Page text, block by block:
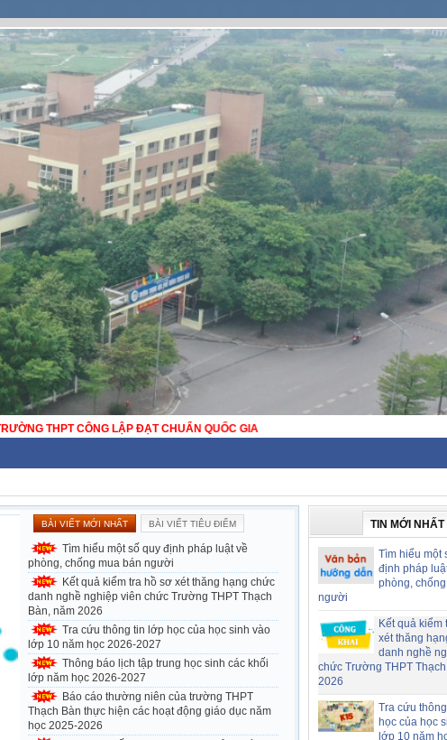
WEBSITE TRƯỜNG THPT THẠCH BÀN - HÀ NỘI - TRƯỜNG THPT CÔNG
BÀI VIẾT MỚI NHẤT BÀI VIẾT TIÊU ĐIỂM
Tìm hiểu một số quy định pháp luật về
phòng, chống mua bán người
Kết quả kiểm tra hồ sơ xét thăng hạng chức
danh nghề nghiệp viên chức Trường THPT Thạch
Bàn, năm 2026
Tra cứu thông tin lớp học của học sinh vào
lớp 10 năm học 2026-2027
Thông báo lịch tập trung học sinh các khối
lớp năm học 2026-2027
Báo cáo thường niên của trường THPT
Thạch Bàn thực hiện các hoạt động giáo dục năm
học 2025-2026
TIN MỚI NHẤT
Tìm hiểu một
định pháp
phòng,
người
Kết quả kiểm
xét thăng
danh nghề
chức Trường THPT
2026
Tra cứu
học của học
lớp 10 năm